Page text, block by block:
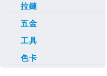
拉鏈
五金
工具
色卡